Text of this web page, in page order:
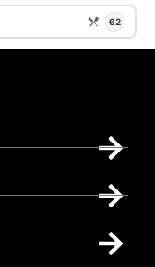
62